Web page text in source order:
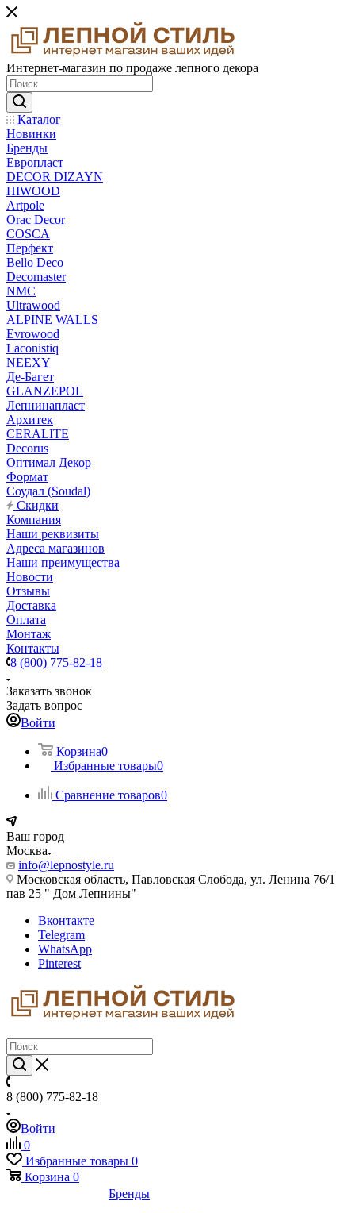
Интернет-магазин по продаже лепного декора
Каталог
Новинки
Бренды
Европласт
DECOR DIZAYN
HIWOOD
Artpole
Orac Decor
COSCA
Перфект
Bello Deco
Decomaster
NMС
Ultrawood
ALPINE WALLS
Evrowood
Laconistiq
NEEXY
Де-Багет
GLANZEPOL
Лепнинапласт
Архитек
CERALITE
Decorus
Оптимал Декор
Формат
Соудал (Soudal)
Скидки
Компания
Наши реквизиты
Адреса магазинов
Наши преимущества
Новости
Отзывы
Доставка
Оплата
Монтаж
Контакты
8 (800) 775-82-18
Заказать звонок
Задать вопрос
Войти
Корзина0
Избранные товары0
Сравнение товаров0
Ваш город
Москва
info@lepnostyle.ru
Московская область, Павловская Слобода, ул. Ленина 76/1
пав 25 " Дом Лепнины"
Вконтакте
Telegram
WhatsApp
Pinterest
8 (800) 775-82-18
Войти
0
Избранные товары 0
Корзина 0
Бренды